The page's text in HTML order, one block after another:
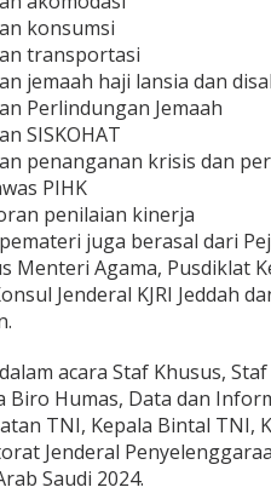
konsumsi
transportasi
jemaah haji lansia dan
Perlindungan Jemaah
SISKOHAT
penanganan krisis dan
PIHK
penilaian kinerja
juga berasal dari
Menteri Agama, Pusdiklat
Jenderal KJRI Jeddah
acara Staf Khusus,
Biro Humas, Data dan
TNI, Kepala Bintal TNI,
Jenderal
Saudi 2024.